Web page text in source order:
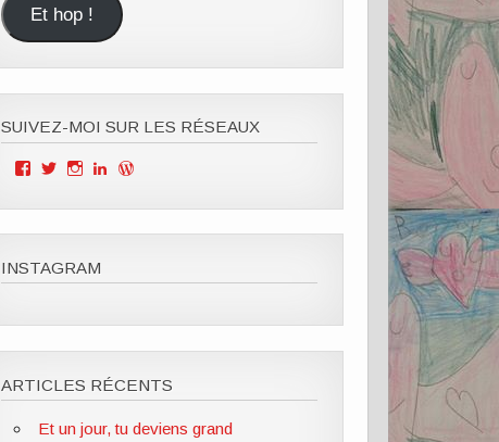
Et hop !
SUIVEZ-MOI SUR LES RÉSEAUX
Voir
Mille
de
Maman
Facebook
Voir
ClOutteryck
Twitter
Voir
milleviesdemaman
Instagram
Voir
Clémence
LinkedIn
Voir
cyberclem
INSTAGRAM
ARTICLES RÉCENTS
Et un jour, tu deviens grand